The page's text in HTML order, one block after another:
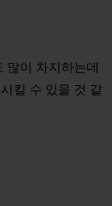
많이 차지하는데
킬 수 있을 것 같